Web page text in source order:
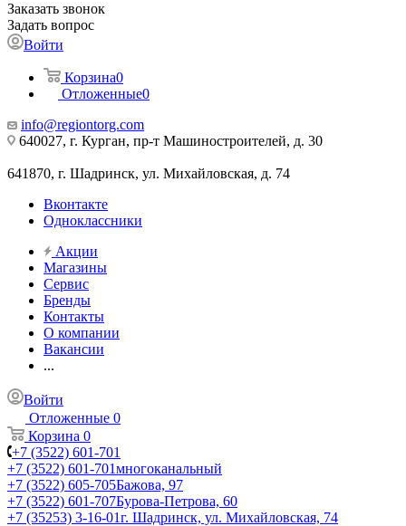
Заказать звонок
Задать вопрос
Войти
Корзина0
Отложенные0
info@regiontorg.com
640027, г. Курган, пр-т Машиностроителей, д. 30
641870, г. Шадринск, ул. Михайловская, д. 74
Вконтакте
Одноклассники
Акции
Магазины
Сервис
Бренды
Контакты
О компании
Вакансии
...
Войти
Отложенные 0
Корзина 0
+7 (3522) 601-701
+7 (3522) 601-701многоканальный
+7 (3522) 605-705Бажова, 97
+7 (3522) 601-707Бурова-Петрова, 60
+7 (35253) 3-16-01г. Шадринск, ул. Михайловская, 74